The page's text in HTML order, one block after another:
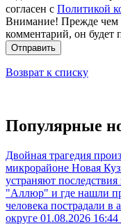
согласен с Политикой
Внимание! Прежде чем
комментарий, он будет
Отправить
Возврат к списку
Популярные
Двойная трагедия
микрорайоне Новая
устраняют
"Аллюр" и где нашли
человека пострадали в
округе 01.08.2026 16:44